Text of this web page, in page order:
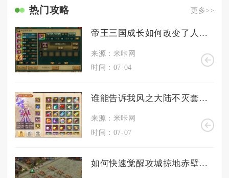
热门攻略 更多>>
帝王三国成长如何改变了人们的价值观
来源：米咔网
时间：07-04
谁能告诉我风之大陆不灭套有多厉害
来源：米咔网
时间：07-07
如何快速觉醒攻城掠地赤壁奇谋